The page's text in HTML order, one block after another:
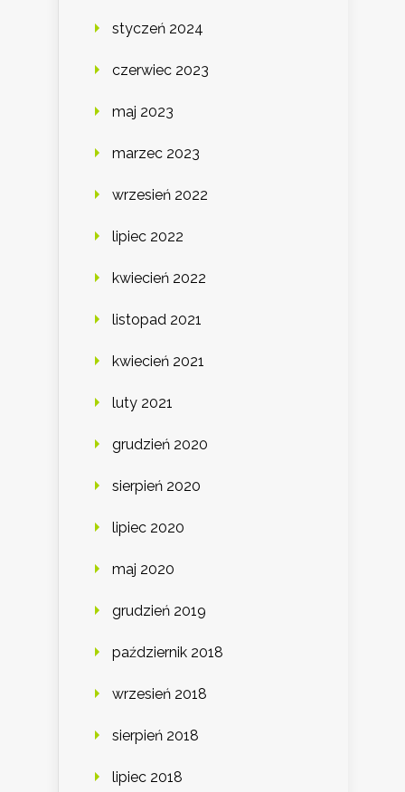
styczeń 2024
czerwiec 2023
maj 2023
marzec 2023
wrzesień 2022
lipiec 2022
kwiecień 2022
listopad 2021
kwiecień 2021
luty 2021
grudzień 2020
sierpień 2020
lipiec 2020
maj 2020
grudzień 2019
październik 2018
wrzesień 2018
sierpień 2018
lipiec 2018